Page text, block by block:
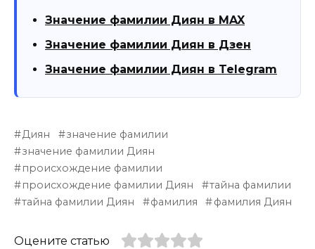
Значение фамилии Диян в MAX
Значение фамилии Диян в Дзен
Значение фамилии Диян в Telegram
Диян
значение фамилии
значение фамилии Диян
происхождение фамилии
происхождение фамилии Диян
тайна фамилии
тайна фамилии Диян
фамилия фамилия Диян
Оцените статью